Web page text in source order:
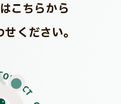
こちらから
ください。